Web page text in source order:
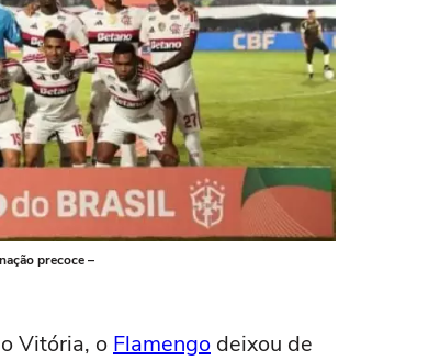
precoce –
Vitória, o Flamengo deixou de